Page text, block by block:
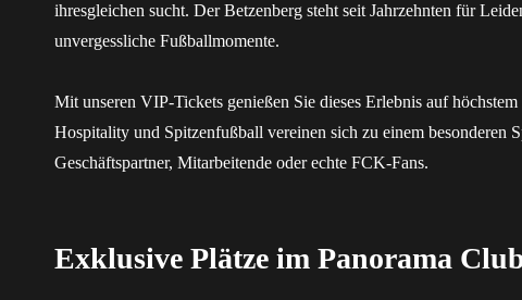
ihresgleichen sucht. Der Betzenberg steht seit Jahrzehnten für
unvergessliche Fußballmomente.
Mit unseren VIP-Tickets genießen Sie dieses Erlebnis auf
Hospitality und Spitzenfußball vereinen sich zu einem besonderen
Geschäftspartner, Mitarbeitende oder echte FCK-Fans.
Exklusive Plätze im Panorama